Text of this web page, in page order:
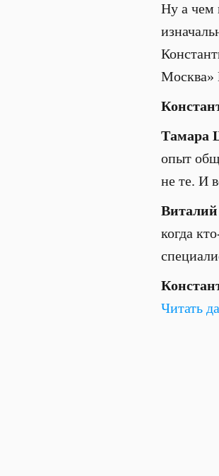
Ну а чем
Москва»
Тамара
опыт
не те. И
когда
Читать